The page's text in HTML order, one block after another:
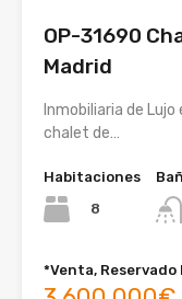
OP-31690
Madrid
Inmobiliaria de
chalet de…
Habitaciones
8
*Venta,